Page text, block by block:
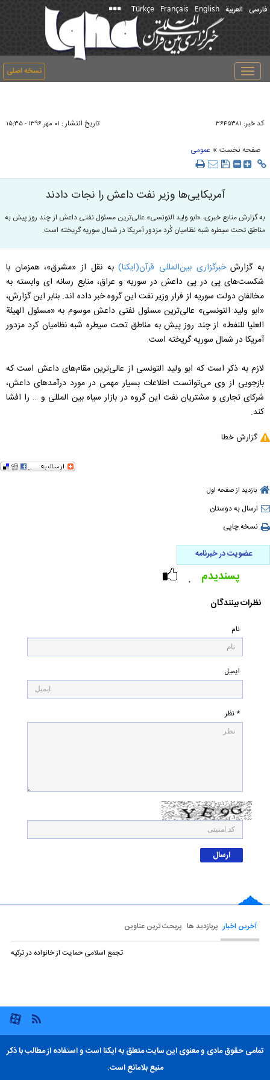
فارسی العربیة English
Français
Türkçe
نسخه اصلی
Toggle
navigation
کد خبر: ۳۶۴۵۳۸۱ تاریخ انتشار : ۰۱ مهر ۱۳۹۶ - ۱۵:۳۵
صفحه نخست » عمومی
آمریکایی‌ها وزیر نفت داعش را نجات دادند
به گزارش منابع خبری، «ابو ولید التونسی» عالی‌ترین مسئول نفتی داعش از چند روز پیش به
مناطق تحت سیطره شبه نظامیان کُرد مزدور آمریکا در شمال سوریه گریخته است.
به گزارشخبرگزاری بین‌المللی قرآن(ایکنا)به نقل از «مشرق»، همزمان با
شکست‌های پی در پی داعش در سوریه و عراق، منابع رسانه ای وابسته به
مخالفان دولت سوریه از فرار وزیر نفت این گروه خبر داده اند. بنابر این گزارش،
«ابو ولید التونسی» عالی‌ترین مسئول نفتی داعش موسوم به «مسئول الهیئة
العلیا للنفط» از چند روز پیش به مناطق تحت سیطره شبه نظامیان کرد مزدور
آمریکا در شمال سوریه گریخته است.
لازم به ذکر است که ابو ولید التونسی از عالی‌ترین مقام‌های داعش است که
بازجویی از وی می‌توانست اطلاعات بسیار مهمی در مورد درآمدهای داعش،
شرکای تجاری و مشتریان نفت این گروه در بازار سیاه بین المللی و … را افشا
کند.
گزارش خطا
بازدید از صفحه اول
ارسال به دوستان
نسخه چاپی
عضویت در خبرنامه
۰ پسندیدم
نظرات بینندگان
نام
ایمیل
* نظر
آخرین اخبار پربازدید ها پربحث ترین عناوین
تجمع اسلامی حمایت از خانواده در ترکیه
تمامی حقوق مادی و معنوی این سایت متعلق به ایکنا است و استفاده از مطالب با ذکر
منبع بلامانع است.